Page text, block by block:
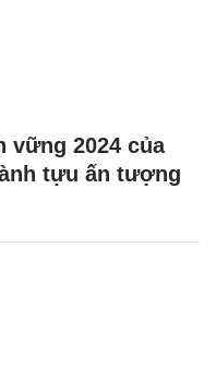
vững 2024 của
tựu ấn tượng